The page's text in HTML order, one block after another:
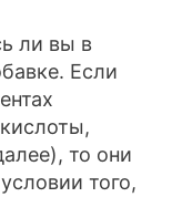
ли вы в
Если
то они
того,